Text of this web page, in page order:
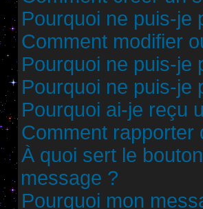
Pourquoi ne puis-je
Comment modifier
Pourquoi ne puis-je
Pourquoi ne puis-je
Pourquoi ai-je reçu
Comment rapporter
À quoi sert le
message ?
Pourquoi mon